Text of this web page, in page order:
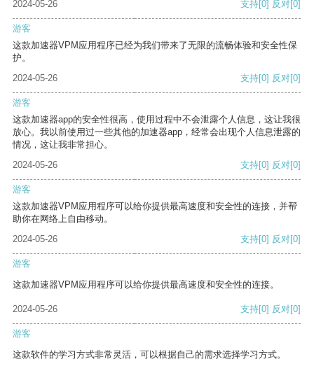
2024-05-26
支持[0] 反对[0]
游客
这款加速器VPM应用程序已经为我们带来了无限的流畅体验和安全性保
护。
2024-05-26
支持[0] 反对[0]
游客
这款加速器app的安全性很高，使用过程中不会泄露个人信息，这让我很
放心。我以前使用过一些其他的加速器app，经常会出现个人信息泄露的
情况，这让我非常担心。
2024-05-26
支持[0] 反对[0]
游客
这款加速器VPM应用程序可以给你提供最高速度和安全性的连接，并帮
助你在网络上自由移动。
2024-05-26
支持[0] 反对[0]
游客
这款加速器VPM应用程序可以给你提供最高速度和安全性的连接。
2024-05-26 支持[0] 反对[0]
游客
这款软件的学习方式非常灵活，可以根据自己的需求选择学习方式。